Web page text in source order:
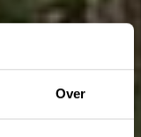
Over